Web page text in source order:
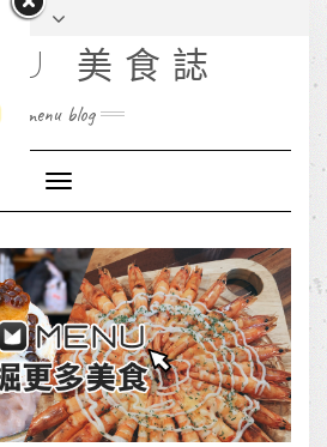
美食誌
menu blog
Toggle
Navigation